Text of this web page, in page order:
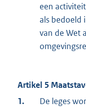
een
als bedoeld
van de Wet
Artikel 5
1.
De leges